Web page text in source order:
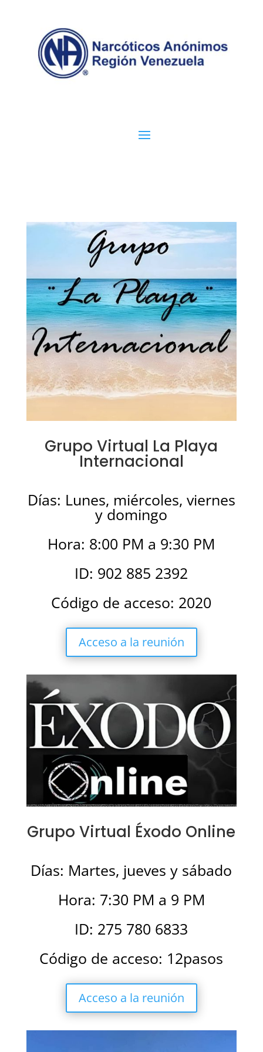
Grupo Virtual La Playa
Internacional
Días: Lunes, miércoles, viernes
y domingo
Hora: 8:00 PM a 9:30 PM
ID: 902 885 2392
Código de acceso: 2020
Acceso a la reunión
Grupo Virtual Éxodo Online
Días: Martes, jueves y sábado
Hora: 7:30 PM a 9 PM
ID: 275 780 6833
Código de acceso: 12pasos
Acceso a la reunión